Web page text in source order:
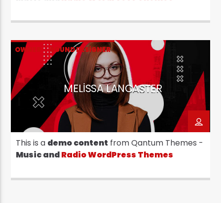
OWNER SOUND DESIGNER
MELISSA LANCASTER
This is a demo content from Qantum Themes -
Music andRadio WordPress Themes